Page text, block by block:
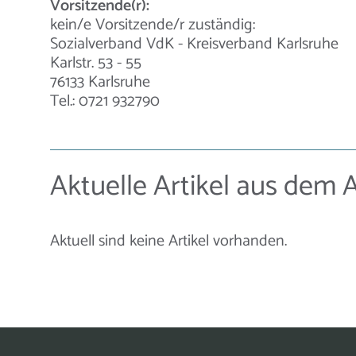
Vorsitzende(r):
kein/e Vorsitzende/r zuständig:
Sozialverband VdK - Kreisverband Karlsruhe
Karlstr. 53 - 55
76133 Karlsruhe
Tel.: 0721 932790
Aktuelle Artikel aus dem
Aktuell sind keine Artikel vorhanden.